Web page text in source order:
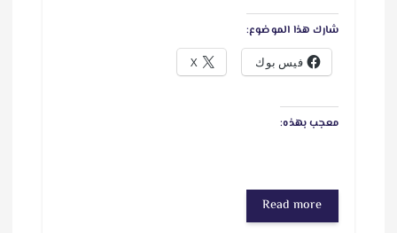
شارك هذا الموضوع:
فيس بوك X
معجب بهذه:
Read more